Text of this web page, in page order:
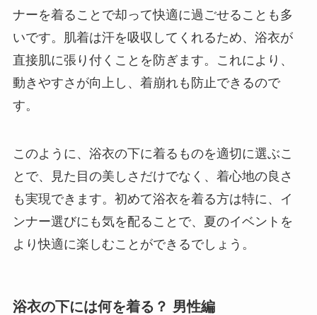
ナーを着ることで却って快適に過ごせることも多
いです。肌着は汗を吸収してくれるため、浴衣が
直接肌に張り付くことを防ぎます。これにより、
動きやすさが向上し、着崩れも防止できるので
す。
このように、浴衣の下に着るものを適切に選ぶこ
とで、見た目の美しさだけでなく、着心地の良さ
も実現できます。初めて浴衣を着る方は特に、イ
ンナー選びにも気を配ることで、夏のイベントを
より快適に楽しむことができるでしょう。
浴衣の下には何を着る？ 男性編